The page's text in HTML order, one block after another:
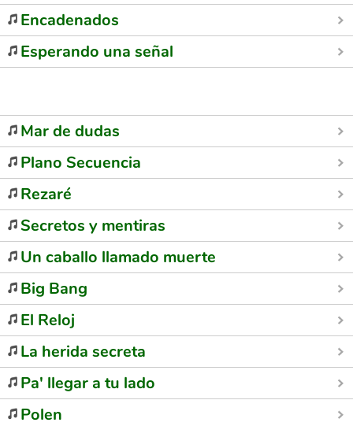
Encadenados
Esperando una señal
Mar de dudas
Plano Secuencia
Rezaré
Secretos y mentiras
Un caballo llamado muerte
Big Bang
El Reloj
La herida secreta
Pa' llegar a tu lado
Polen